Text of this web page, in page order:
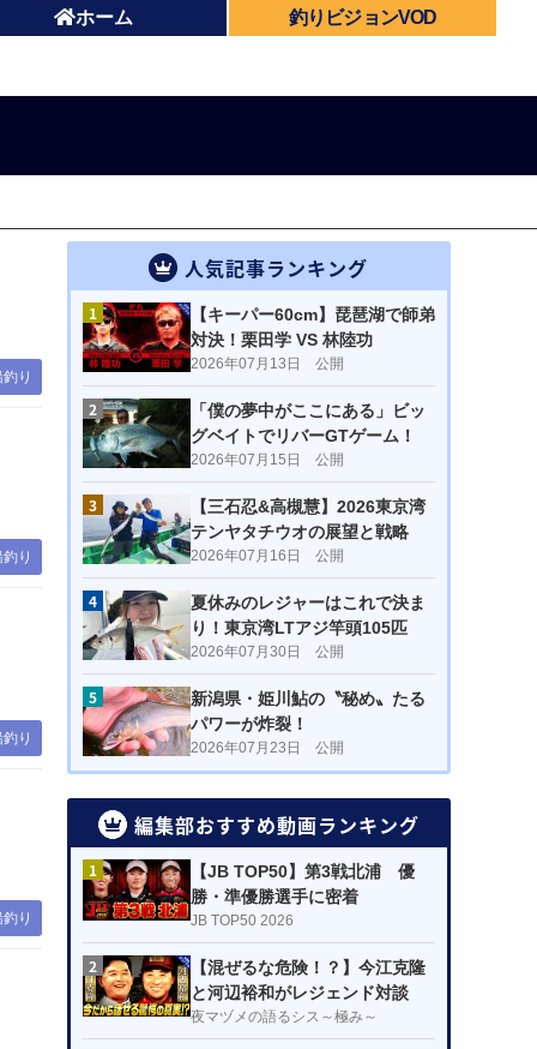
ホーム 釣りビジョンVOD
り
り
り
り
人気記事ランキング
1
【キーパー60cm】琵琶湖で師弟
対決！栗田学 VS 林陸功
2026年07月13日 公開
2
「僕の夢中がここにある」ビッ
グベイトでリバーGTゲーム！
2026年07月15日 公開
3
【三石忍&高槻慧】2026東京湾
テンヤタチウオの展望と戦略
2026年07月16日 公開
4
夏休みのレジャーはこれで決ま
り！東京湾LTアジ竿頭105匹
2026年07月30日 公開
5
新潟県・姫川鮎の〝秘め〟たる
パワーが炸裂！
2026年07月23日 公開
編集部おすすめ動画ランキング
1
【JB TOP50】第3戦北浦 優
勝・準優勝選手に密着
JB TOP50 2026
2
【混ぜるな危険！？】今江克隆
と河辺裕和がレジェンド対談
夜マヅメの語るシス～極み～